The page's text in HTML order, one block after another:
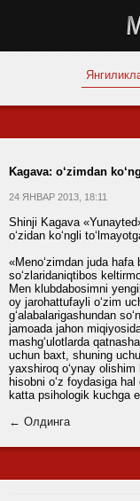
Kagava: o‘zimdan
24 ЯНВАР 2013, 18:11
Shinji Kagava
o‘zidan ko‘ngli
«Meno‘zimdan juda
so‘zlaridaniqtibos
Men klubdabosimni
oy jarohattufayli o‘zim
g‘alabalarigashundan
jamoada jahon
mashg‘ulotlarda
uchun baxt, shuning
yaxshiroq o‘ynay
hisobni o‘z foydasiga
katta psihologik kuchga
← Олдинга